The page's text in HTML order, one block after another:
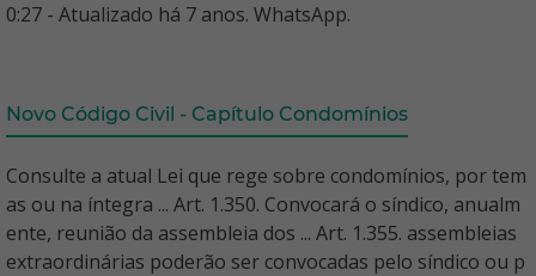
0:27 - Atualizado há 7 anos. WhatsApp.
Novo Código Civil - Capítulo Condomínios
Consulte a atual Lei que rege sobre condomínios, por tem
as ou na íntegra ... Art. 1.350. Convocará o síndico, anualm
ente, reunião da assembleia dos ... Art. 1.355. assembleias
extraordinárias poderão ser convocadas pelo síndico ou p